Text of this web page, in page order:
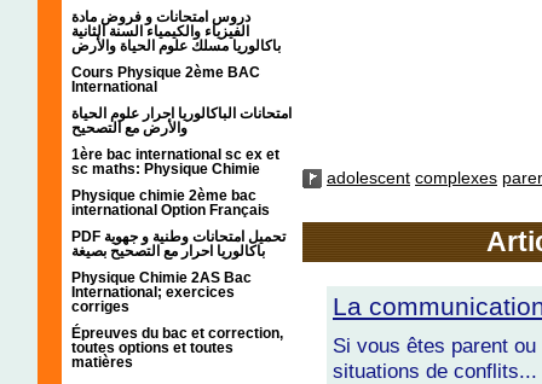
دروس امتحانات و فروض مادة
الفيزياء والكيمياء السنة الثانية
باكالوريا مسلك علوم الحياة والأرض
Cours Physique 2ème BAC
International
امتحانات الباكالوريا احرار علوم الحياة
والأرض مع التصحيح
1ère bac international sc ex et
sc maths: Physique Chimie
Physique chimie 2ème bac
international Option Français
PDF تحميل امتحانات وطنية و جهوية
باكالوريا احرار مع التصحيح بصيغة
Physique Chimie 2AS Bac
International; exercices
corriges
Épreuves du bac et correction,
toutes options et toutes
matières
adolescent complexes
La
Si vous êtes parent
situations de conflits...